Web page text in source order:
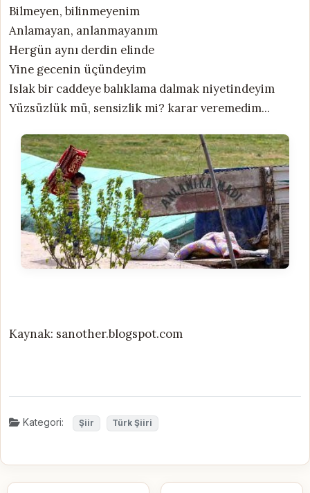
Bilmeyen, bilinmeyenim
Anlamayan, anlanmayanım
Hergün aynı derdin elinde
Yine gecenin üçündeyim
Islak bir caddeye balıklama dalmak niyetindeyim
Yüzsüzlük mü, sensizlik mi? karar veremedim...
Kaynak: sanother.blogspot.com
Kategori: Şiir Türk Şiiri